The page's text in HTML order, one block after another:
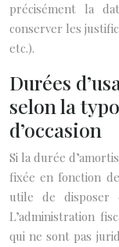
précisément la
conserver les
etc.).
Durées
selon la
d’occasion
Si la durée
fixée en fonction
utile de disposer
L’administration
qui ne sont pas